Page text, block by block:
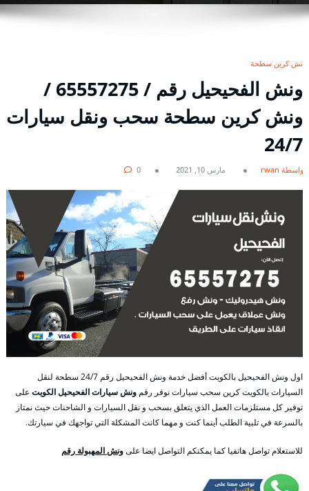
ونش كرين سطحة
ونش الفحيحيل رقم / 65557275 /
ونش كرين سطحة سحب ونقل سيارات
24/7
بواسطة rwan مارس 10, 2021 0
اول ونش الفحيحيل بالكويت أفضل خدمة ونش الفحيحيل رقم 24/7 سطحة لنقل
السيارات بالكويت كرين سحب سيارات نوفر رقم ونش سيارات الفحيحيل الكويت على
توفير كل مستلزمات العمل الذي يتعلق بسحب و نقل السيارات و الشاحنات حيث نمتاز
بالسرعة في تلبية الطلب أينما كنت و مهما كانت المشكلة التي تواجهك في سيارتك.
للاستعلام تواصل هاتفيا كما يمكنكم التواصل ايضا علىونش المهبولة رقم